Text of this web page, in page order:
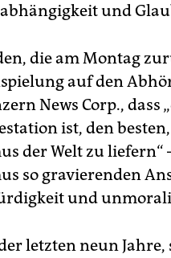
und
die am Montag
auf den
News Corp., dass
ist, den
der Welt zu liefern“
so gravierenden
und
letzten neun Jahre,